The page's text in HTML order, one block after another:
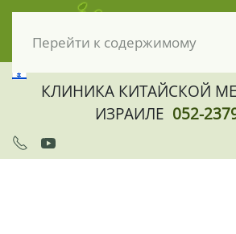
Перейти к содержимому
КЛИНИКА КИТАЙСКОЙ
ИЗРАИЛЕ 052-